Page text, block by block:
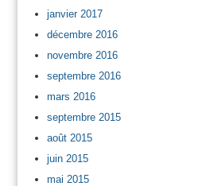
janvier 2017
décembre 2016
novembre 2016
septembre 2016
mars 2016
septembre 2015
août 2015
juin 2015
mai 2015